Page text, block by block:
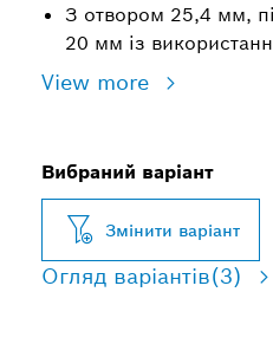
З отвором 25,4 мм,
20 мм із
View more
Вибраний варіант
Змінити варіант
Огляд варіантів(3)